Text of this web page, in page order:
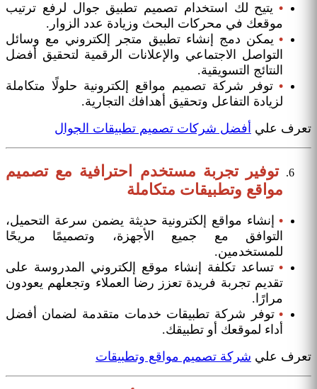
• يتيح لك استخدام تصميم تطبيق جوال لرفع ترتيب
موقعك في محركات البحث وزيادة عدد الزوار.
• يمكن دمج إنشاء تطبيق متجر إلكتروني مع وسائل
التواصل الاجتماعي والإعلانات الرقمية لتحقيق أفضل
النتائج التسويقية.
• توفر شركة تصميم مواقع إلكترونية حلولًا متكاملة
لزيادة التفاعل وتحقيق أهدافك التجارية.
تعرف علي أفضل شركات تصميم تطبيقات الجوال
توفير تجربة مستخدم احترافية مع تصميم
مواقع وتطبيقات متكاملة
• إنشاء مواقع إلكترونية حديثة يضمن سرعة التحميل،
التوافق مع جميع الأجهزة، وتصميمًا مريحًا
للمستخدمين.
• تساعد تكلفة إنشاء موقع إلكتروني المدروسة على
تقديم تجربة فريدة تعزز رضا العملاء وتجعلهم يعودون
مرارًا.
• توفر شركة تطبيقات خدمات متقدمة لضمان أفضل
أداء لموقعك أو تطبيقك.
تعرف علي شركة تصميم مواقع وتطبيقات